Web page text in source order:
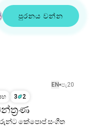
පුරනය වන්න
EN පැ20
3 2
කේපොප් සංගීත